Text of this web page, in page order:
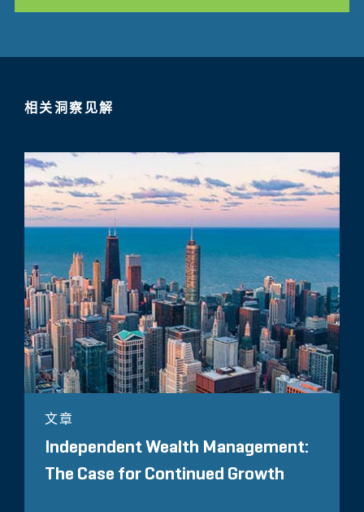
相关洞察见解
文章
Independent Wealth Management:
The Case for Continued Growth